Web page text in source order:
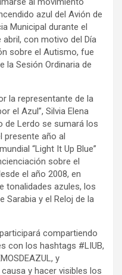
azul del Avión de
Municipal durante el
con motivo del Día
sobre el Autismo, fue
la Sesión Ordinaria de
la representante de la
el Azul”, Silvia Elena
de Lerdo se sumará los
presente año al
“Light It Up Blue”
sobre el
el año 2008, en
tonalidades azules, los
Sarabia y el Reloj de la
compartiendo
con los hashtags #LIUB,
y
y hacer visibles los